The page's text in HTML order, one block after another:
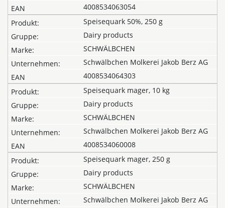
4008534063054
Speisequark 50%, 250 g
Dairy products
SCHWÄLBCHEN
Schwälbchen Molkerei Jakob Berz AG
4008534064303
Speisequark mager, 10 kg
Dairy products
SCHWÄLBCHEN
Schwälbchen Molkerei Jakob Berz AG
4008534060008
Speisequark mager, 250 g
Dairy products
SCHWÄLBCHEN
Schwälbchen Molkerei Jakob Berz AG